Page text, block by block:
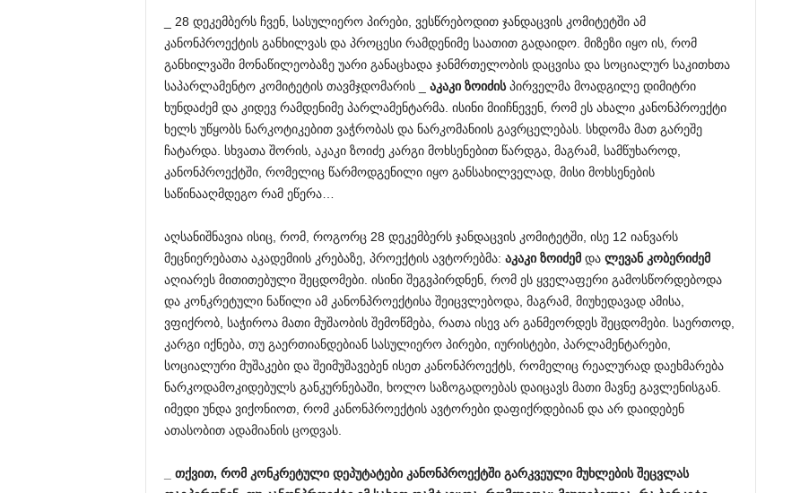
_ 28 დეკემბერს ჩვენ, სასულიერო პირები, ვესწრებოდით ჯანდაცვის კომიტეტში ამ
კანონპროექტის განხილვას და პროცესი რამდენიმე საათით გადაიდო. მიზეზი იყო ის, რომ
განხილვაში მონაწილეობაზე უარი განაცხადა ჯანმრთელობის დაცვისა და სოციალურ საკითხთა
საპარლამენტო კომიტეტის თავმჯდომარის _ აკაკი ზოიძისპირველმა მოადგილე დიმიტრი
ხუნდაძემ და კიდევ რამდენიმე პარლამენტარმა. ისინი მიიჩნევენ, რომ ეს ახალი კანონპროექტი
ხელს უწყობს ნარკოტიკებით ვაჭრობას და ნარკომანიის გავრცელებას. სხდომა მათ გარეშე
ჩატარდა. სხვათა შორის, აკაკი ზოიძე კარგი მოხსენებით წარდგა, მაგრამ, სამწუხაროდ,
კანონპროექტში, რომელიც წარმოდგენილი იყო განსახილველად, მისი მოხსენების
საწინააღმდეგო რამ ეწერა…
აღსანიშნავია ისიც, რომ, როგორც 28 დეკემბერს ჯანდაცვის კომიტეტში, ისე 12 იანვარს
მეცნიერებათა აკადემიის კრებაზე, პროექტის ავტორებმა: აკაკი ზოიძემდა ლევან კობერიძემ
აღიარეს მითითებული შეცდომები. ისინი შეგვპირდნენ, რომ ეს ყველაფერი გამოსწორდებოდა
და კონკრეტული ნაწილი ამ კანონპროექტისა შეიცვლებოდა, მაგრამ, მიუხედავად ამისა,
ვფიქრობ, საჭიროა მათი მუშაობის შემოწმება, რათა ისევ არ განმეორდეს შეცდომები. საერთოდ,
კარგი იქნება, თუ გაერთიანდებიან სასულიერო პირები, იურისტები, პარლამენტარები,
სოციალური მუშაკები და შეიმუშავებენ ისეთ კანონპროექტს, რომელიც რეალურად დაეხმარება
ნარკოდამოკიდებულს განკურნებაში, ხოლო საზოგადოებას დაიცავს მათი მავნე გავლენისგან.
იმედი უნდა ვიქონიოთ, რომ კანონპროექტის ავტორები დაფიქრდებიან და არ დაიდებენ
ათასობით ადამიანის ცოდვას.
თქვით, რომ კონკრეტული დეპუტატები კანონპროექტში გარკვეული მუხლების შეცვლას